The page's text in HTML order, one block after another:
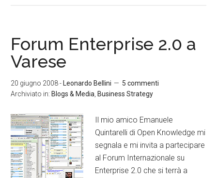
Forum Enterprise 2.0 a
Varese
20 giugno 2008- Leonardo Bellini
5 commenti
Archiviato in: Blogs & Media Business Strategy
Il mio amico Emanuele
Quintarelli di Open Knowledge mi
segnala e mi invita a partecipare
al Forum Internazionale su
Enterprise 2.0 che si terrà a